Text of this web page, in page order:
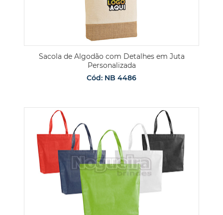
Sacola de Algodão com Detalhes em Juta
Personalizada
Cód: NB 4486